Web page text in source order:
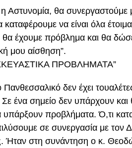
η Αστυνομία, θα συνεργαστούμε
να είναι όλα
θα έχουμε πρόβλημα και θα
μου αίσθηση”.
ΠΡΟΒΛΗΜΑΤΑ”
δεν έχει
Σε ένα σημείο δεν υπάρχουν
υπάρξουν προβλήματα. Ό,τι
σε συνεργασία με τον
Ήταν στη συνάντηση ο κ.